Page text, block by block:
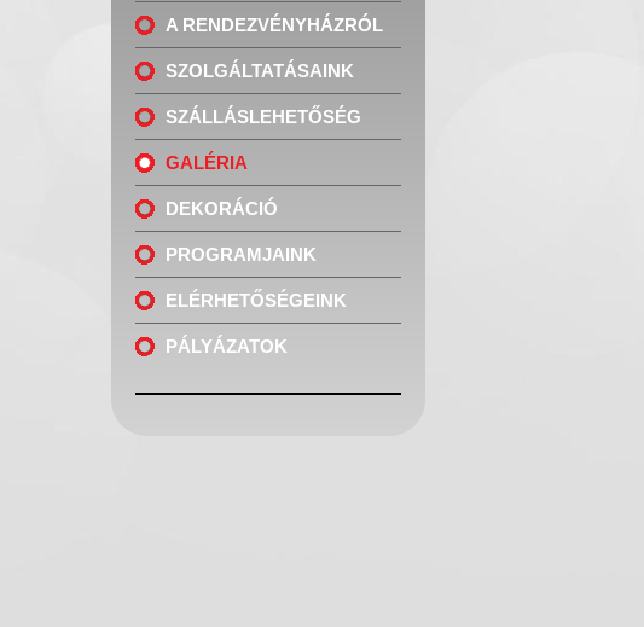
A RENDEZVÉNYHÁZRÓL
SZOLGÁLTATÁSAINK
SZÁLLÁSLEHETŐSÉG
GALÉRIA
DEKORÁCIÓ
PROGRAMJAINK
ELÉRHETŐSÉGEINK
PÁLYÁZATOK